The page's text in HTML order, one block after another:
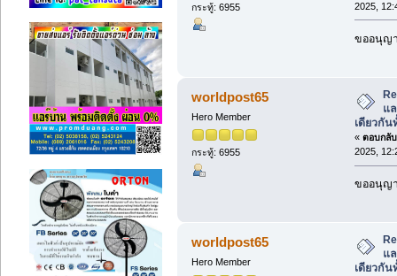
กระทู้: 6955
2025,
ขออนุญ
worldpost65
Hero Member
กระทู้: 6955
แ
เดียวกัน
« ตอบกลั
2025,
ขออนุญ
worldpost65
Hero Member
แ
เดียวกัน